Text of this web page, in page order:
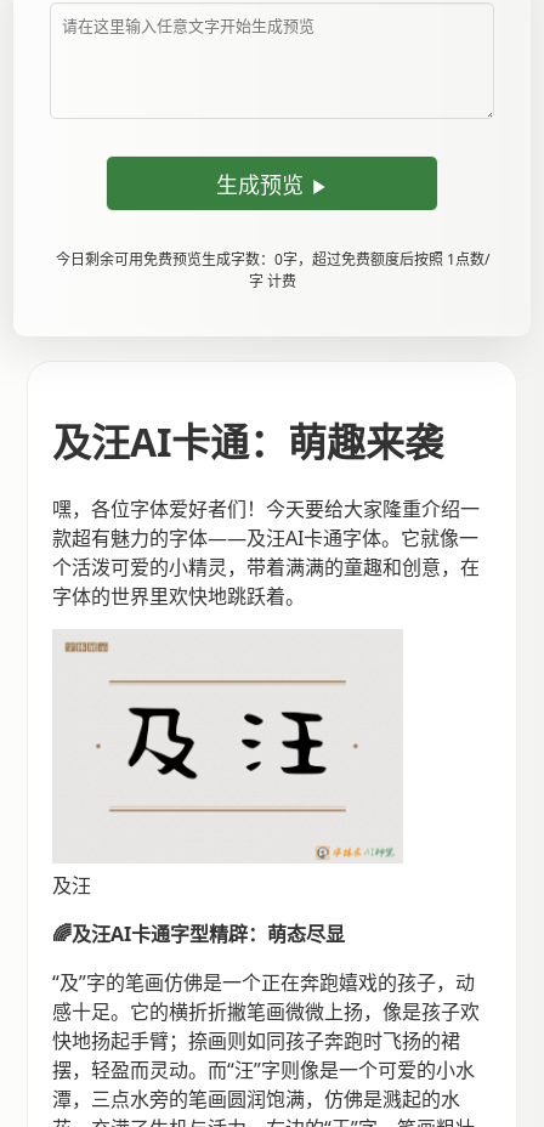
生成预览
今日剩余可用免费预览生成字数：0字，超过免费额度后按照 1点数/
字 计费
及汪AI卡通：萌趣来袭
嘿，各位字体爱好者们！今天要给大家隆重介绍一
款超有魅力的字体——及汪AI卡通字体。它就像一
个活泼可爱的小精灵，带着满满的童趣和创意，在
字体的世界里欢快地跳跃着。
及汪
🌈及汪AI卡通字型精辟：萌态尽显
“及”字的笔画仿佛是一个正在奔跑嬉戏的孩子，动
感十足。它的横折折撇笔画微微上扬，像是孩子欢
快地扬起手臂；捺画则如同孩子奔跑时飞扬的裙
摆，轻盈而灵动。而“汪”字则像是一个可爱的小水
潭，三点水旁的笔画圆润饱满，仿佛是溅起的水